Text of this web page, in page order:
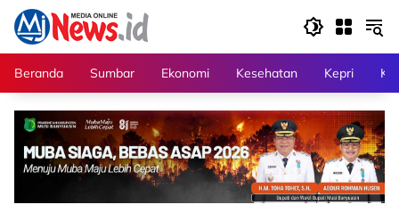
Langsung
konten
Beranda
Sumbar Ekonomi Kesehatan Kepri